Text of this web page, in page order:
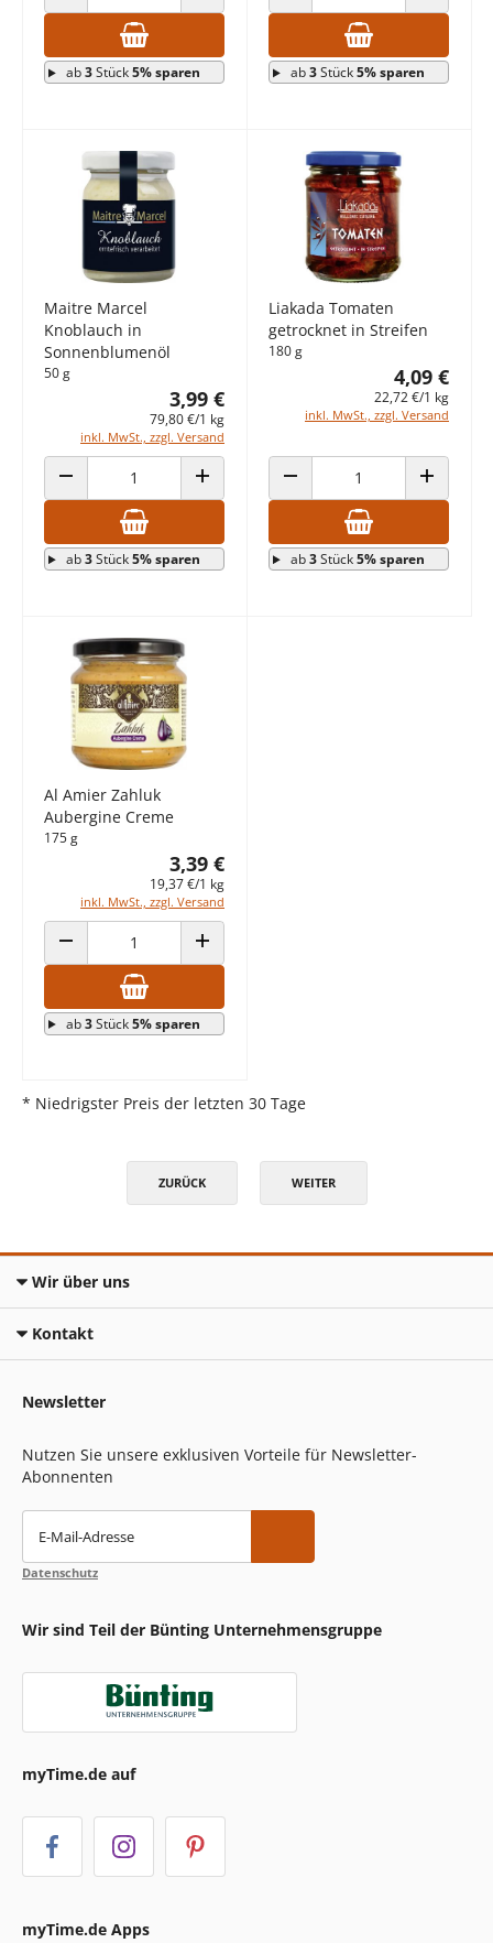
ANZAHL VERRINGERN ANZAHL ERHÖHEN
ab3Stück5% sparen
ANZAHL VERRINGERN ANZAHL
ab3Stück5% sparen
Maitre Marcel
Knoblauch in
Sonnenblumenöl
50 g
3,99 €
79,80 €/1 kg
inkl. MwSt., zzgl. Versand
ANZAHL VERRINGERN ANZAHL ERHÖHEN
ab3Stück5% sparen
Liakada Tomaten
getrocknet in Streifen
180 g
4,09 €
22,72 €/1 kg
inkl. MwSt., zzgl. Versand
ANZAHL VERRINGERN ANZAHL
ab3Stück5% sparen
Al Amier Zahluk
Aubergine Creme
175 g
3,39 €
19,37 €/1 kg
inkl. MwSt., zzgl. Versand
ANZAHL VERRINGERN ANZAHL ERHÖHEN
ab3Stück5% sparen
* Niedrigster Preis der letzten 30 Tage
ZURÜCK WEITER
Wir über uns
Kontakt
Newsletter
Nutzen Sie unsere exklusiven Vorteile für Newsletter-
Abonnenten
E-Mail-Adresse
Datenschutz
Wir sind Teil der Bünting Unternehmensgruppe
myTime.de auf
myTime.de Apps